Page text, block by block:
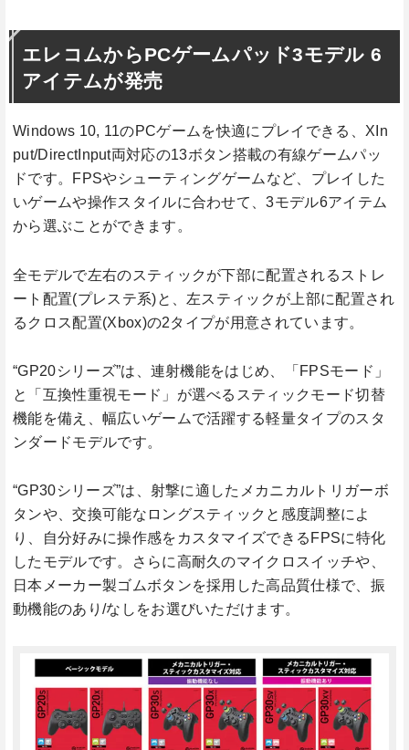
エレコムからPCゲームパッド3モデル 6
アイテムが発売
Windows 10, 11のPCゲームを快適にプレイできる、XIn
put/DirectInput両対応の13ボタン搭載の有線ゲームパッ
ドです。FPSやシューティングゲームなど、プレイした
いゲームや操作スタイルに合わせて、3モデル6アイテム
から選ぶことができます。
全モデルで左右のスティックが下部に配置されるストレ
ート配置(プレステ系)と、左スティックが上部に配置され
るクロス配置(Xbox)の2タイプが用意されています。
“GP20シリーズ”は、連射機能をはじめ、「FPSモード」
と「互換性重視モード」が選べるスティックモード切替
機能を備え、幅広いゲームで活躍する軽量タイプのスタ
ンダードモデルです。
“GP30シリーズ”は、射撃に適したメカニカルトリガーボ
タンや、交換可能なロングスティックと感度調整によ
り、自分好みに操作感をカスタマイズできるFPSに特化
したモデルです。さらに高耐久のマイクロスイッチや、
日本メーカー製ゴムボタンを採用した高品質仕様で、振
動機能のあり/なしをお選びいただけます。